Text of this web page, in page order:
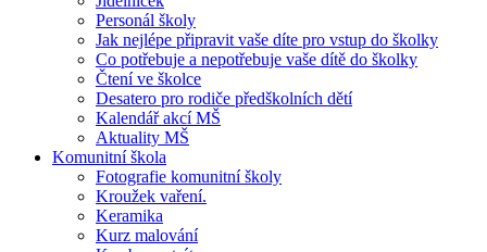
Personál školy
Jak nejlépe připravit vaše díte pro vstup do školky
Co potřebuje a nepotřebuje vaše dítě do školky
Čtení ve školce
Desatero pro rodiče předškolních dětí
Kalendář akcí MŠ
Aktuality MŠ
Komunitní škola
Fotografie komunitní školy
Kroužek vaření.
Keramika
Kurz malování